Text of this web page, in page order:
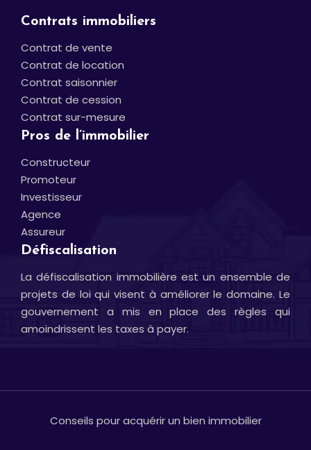
Contrats immobiliers
Contrat de vente
Contrat de location
Contrat saisonnier
Contrat de cession
Contrat sur-mesure
Pros de l’immobilier
Constructeur
Promoteur
Investisseur
Agence
Assureur
Défiscalisation
La défiscalisation immobilière est un ensemble de
projets de loi qui visent à améliorer le domaine. Le
gouvernement a mis en place des règles qui
amoindrissent les taxes à payer.
Conseils pour acquérir un bien immobilier